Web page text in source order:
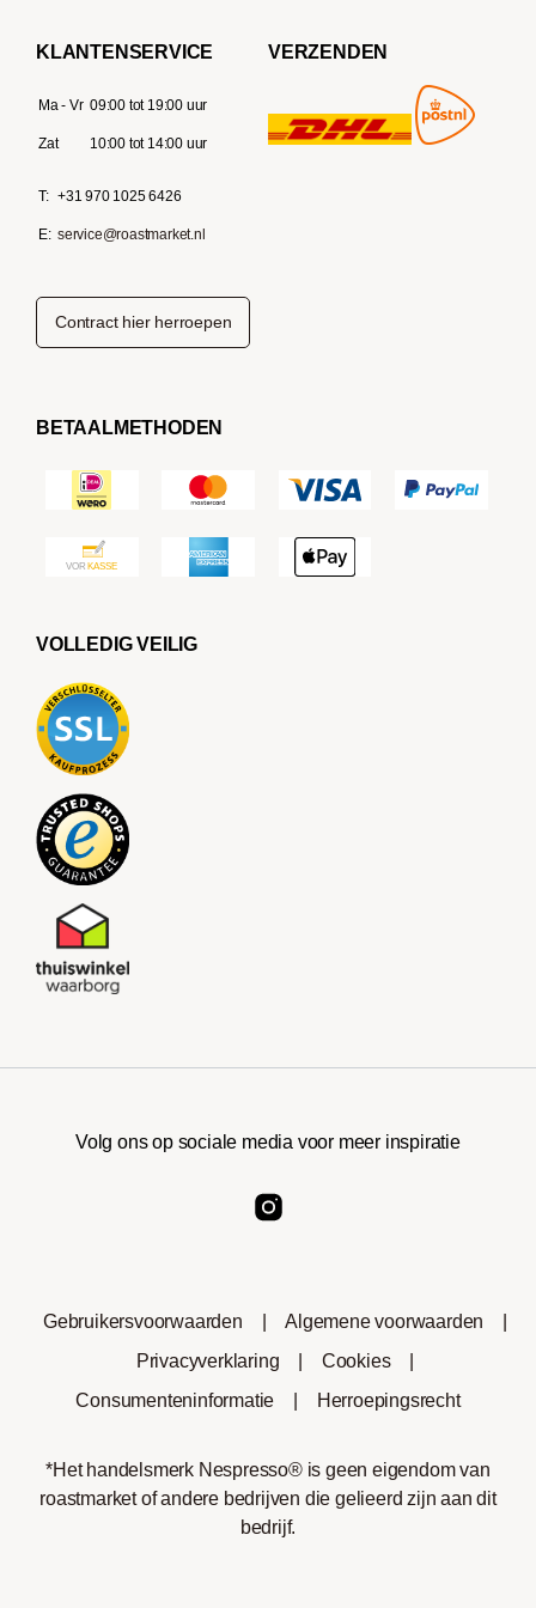
KLANTENSERVICE
Ma - Vr 09:00 tot 19:00 uur
Zat 10:00 tot 14:00 uur
T: +31 970 1025 6426
E: service@roastmarket.nl
VERZENDEN
Contract hier herroepen
BETAALMETHODEN
VOLLEDIG VEILIG
Volg ons op sociale media voor meer inspiratie
Gebruikersvoorwaarden Algemene voorwaarden
Privacyverklaring
Cookies
Consumenteninformatie
Herroepingsrecht
*Het handelsmerk Nespresso® is geen eigendom van
roastmarket of andere bedrijven die gelieerd zijn aan dit
bedrijf.